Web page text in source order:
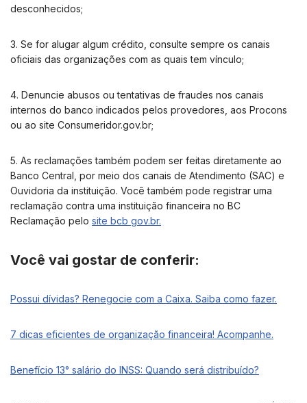
desconhecidos;
3. Se for alugar algum crédito, consulte sempre os canais
oficiais das organizações com as quais tem vínculo;
4. Denuncie abusos ou tentativas de fraudes nos canais
internos do banco indicados pelos provedores, aos Procons
ou ao site Consumeridor.gov.br;
5. As reclamações também podem ser feitas diretamente ao
Banco Central, por meio dos canais de Atendimento (SAC) e
Ouvidoria da instituição. Você também pode registrar uma
reclamação contra uma instituição financeira no BC
Reclamação pelo site bcb gov.br.
Você vai gostar de conferir:
Possui dívidas? Renegocie com a Caixa. Saiba como fazer.
7 dicas eficientes de organização financeira! Acompanhe.
Benefício 13° salário do INSS: Quando será distribuído?